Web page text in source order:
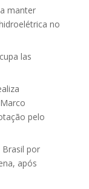
manter
no
las
pelo
Brasil por
após